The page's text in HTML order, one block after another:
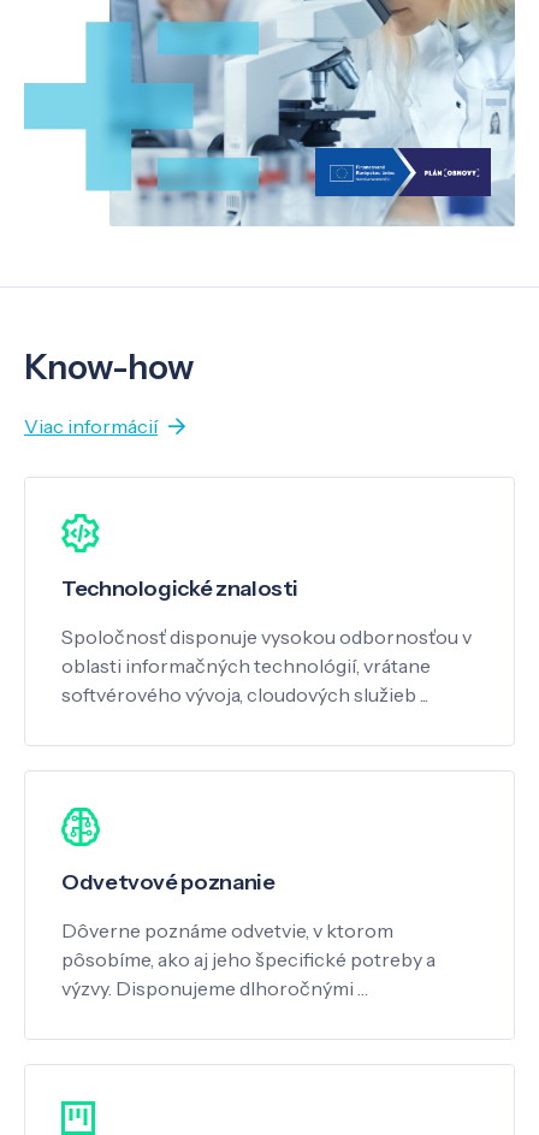
Know-how
Viac informácií
Technologické znalosti
Spoločnosť disponuje vysokou odbornosťou v
oblasti informačných technológií, vrátane
softvérového vývoja, cloudových služieb ...
Odvetvové poznanie
Dôverne poznáme odvetvie, v ktorom
pôsobíme, ako aj jeho špecifické potreby a
výzvy. Disponujeme dlhoročnými …